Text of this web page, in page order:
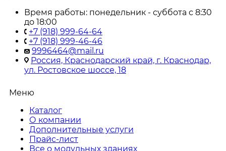
Время работы: понедельник - суббота с 8:30
до 18:00
+7 (918) 999-64-64
+7 (918) 999-46-46
9996464@mail.ru
Россия, Краснодарский край, г. Краснодар,
ул. Ростовское шоссе, 18
Меню
Каталог
О компании
Дополнительные услуги
Прайс-лист
Все о модульных зданиях